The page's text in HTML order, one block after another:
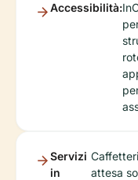
Accessibilità:
Servizi
in
attesa